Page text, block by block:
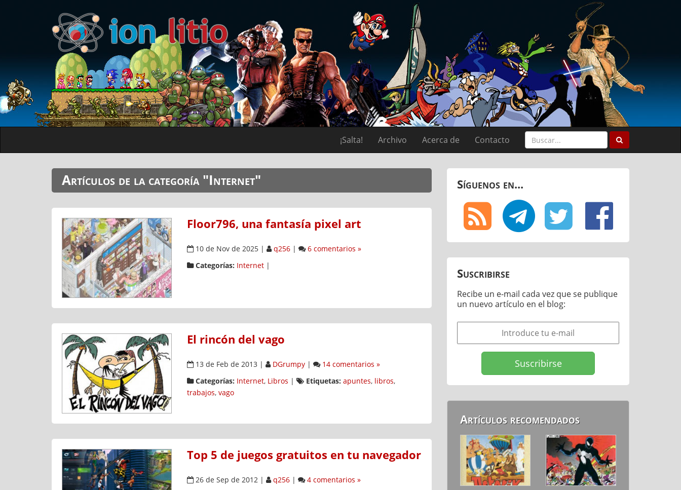
¡Salta! Archivo Acerca de Contacto
Artículos de la categoría "Internet"
Floor796, una fantasía pixel art
10 de Nov de 2025| q256|
6 comentarios »
Categorías: Internet|
El rincón del vago
13 de Feb de 2013| DGrumpy|
14 comentarios »
Categorías: Internet, Libros | Etiquetas: apuntes, libros,
trabajos, vago
Top 5 de juegos gratuitos en tu navegador
26 de Sep de 2012| q256|
4 comentarios »
Síguenos en...
Suscribirse
Recibe un e-mail cada vez que se publique
un nuevo artículo en el blog:
Artículos recomendados